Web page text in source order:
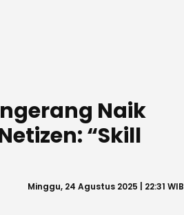
Naik
“Skill
Minggu, 24 Agustus 2025 | 22:31 WIB